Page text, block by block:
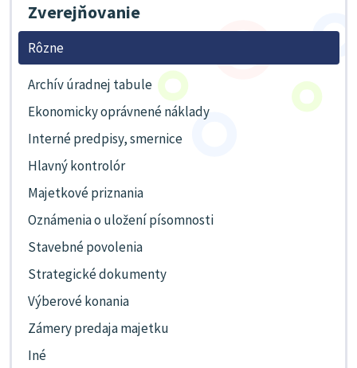
Zverejňovanie
Rôzne
Archív úradnej tabule
Ekonomicky oprávnené náklady
Interné predpisy, smernice
Hlavný kontrolór
Majetkové priznania
Oznámenia o uložení písomnosti
Stavebné povolenia
Strategické dokumenty
Výberové konania
Zámery predaja majetku
Iné